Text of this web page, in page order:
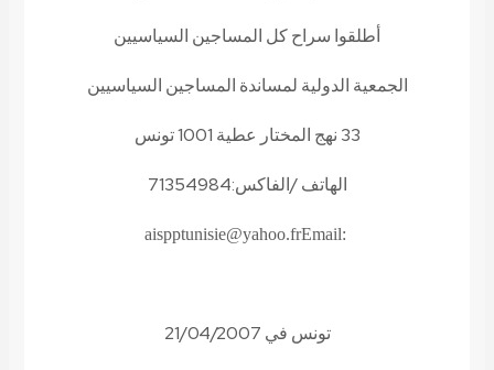
أطلقوا سراح كل المساجين السياسيين
الجمعية الدولية لمساندة المساجين السياسيين
33 نهج المختار عطية 1001 تونس
الهاتف /الفاكس:71354984
Email:
aispptunisie@yahoo.fr
تونس في 21/04/2007